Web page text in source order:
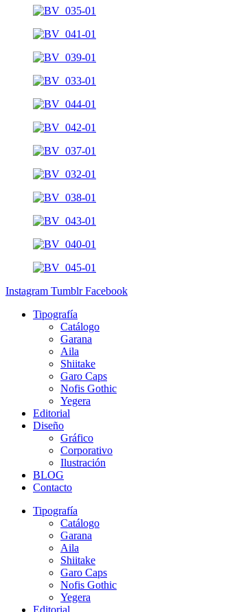
Instagram Tumblr Facebook
Tipografía
Catálogo
Garana
Aila
Shiitake
Garo Caps
Nofis Gothic
Yegera
Editorial
Diseño
Gráfico
Corporativo
Ilustración
BLOG
Contacto
Tipografía
Catálogo
Garana
Aila
Shiitake
Garo Caps
Nofis Gothic
Yegera
Editorial